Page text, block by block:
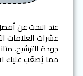
عند البحث عن
عشرات العلامات
جودة الترشيح،
مما يُصعّب عليك